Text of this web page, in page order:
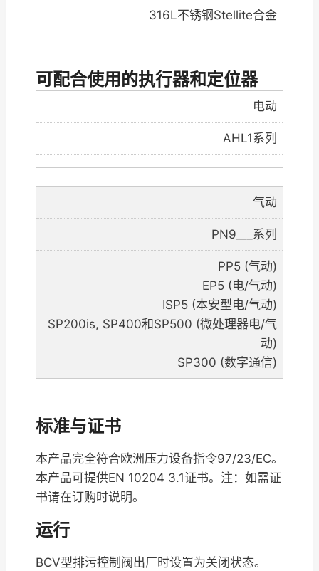
316L不锈钢Stellite合金
可配合使用的执行器和定位器
电动
AHL1系列
气动
PN9___系列
PP5 (气动)
EP5 (电/气动)
ISP5 (本安型电/气动)
SP200is, SP400和SP500 (微处理器电/气
动)
SP300 (数字通信)
标准与证书
本产品完全符合欧洲压力设备指令97/23/EC。
本产品可提供EN 10204 3.1证书。注：如需证
书请在订购时说明。
运行
BCV型排污控制阀出厂时设置为关闭状态。